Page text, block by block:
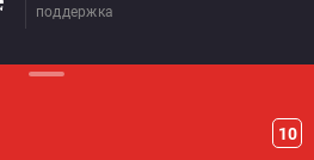
поддержка
10